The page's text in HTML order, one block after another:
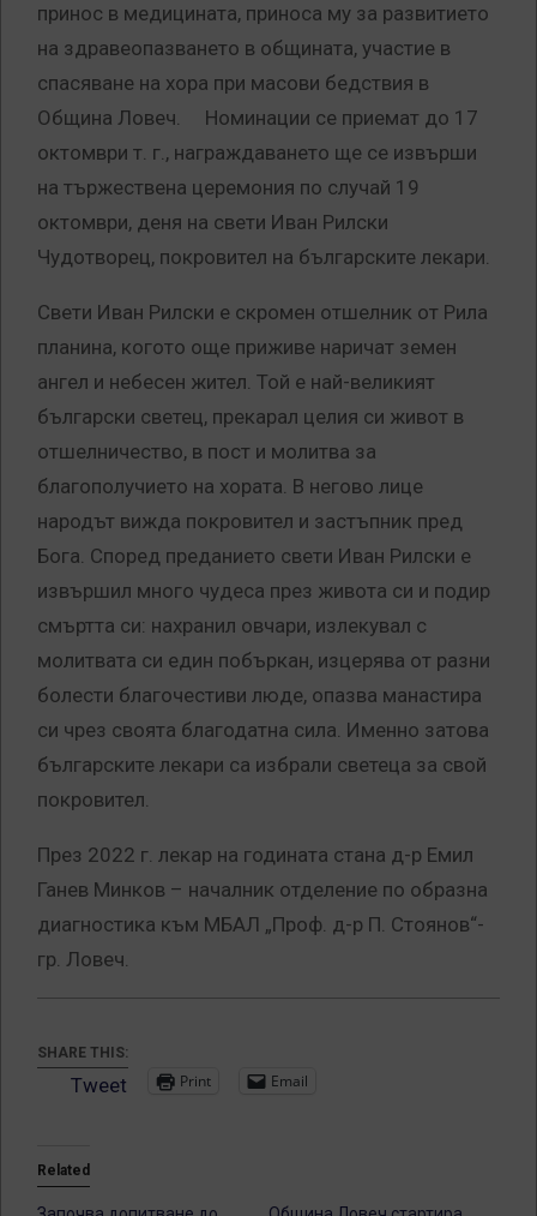
принос в медицината, приноса му за развитието
на здравеопазването в общината, участие в
спасяване на хора при масови бедствия в
Община Ловеч. Номинации се приемат до 17
октомври т. г., награждаването ще се извърши
на тържествена церемония по случай 19
октомври, деня на свети Иван Рилски
Чудотворец, покровител на българските лекари.
Свети Иван Рилски е скромен отшелник от Рила
планина, когото още приживе наричат земен
ангел и небесен жител. Той е най-великият
български светец, прекарал целия си живот в
отшелничество, в пост и молитва за
благополучието на хората. В негово лице
народът вижда покровител и застъпник пред
Бога. Според преданието свети Иван Рилски е
извършил много чудеса през живота си и подир
смъртта си: нахранил овчари, излекувал с
молитвата си един побъркан, изцерява от разни
болести благочестиви люде, опазва манастира
си чрез своята благодатна сила. Именно затова
българските лекари са избрали светеца за свой
покровител.
През 2022 г. лекар на годината стана д-р Емил
Ганев Минков – началник отделение по образна
диагностика към МБАЛ „Проф. д-р П. Стоянов“-
гр. Ловеч.
SHARE THIS:
Tweet Print Email
Related